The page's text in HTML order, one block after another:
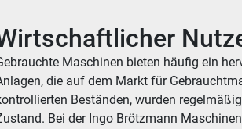
Maschinen bieten häufig ein
die auf dem Markt für
Beständen, wurden
Bei der Ingo Brötzmann